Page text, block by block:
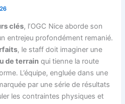
clés, l’OGC Nice aborde son
entrejeu profondément remanié.
, le staff doit imaginer une
de terrain qui tienne la route
L’équipe, engluée dans une
par une série de résultats
les contraintes physiques et